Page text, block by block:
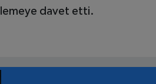
davet etti.